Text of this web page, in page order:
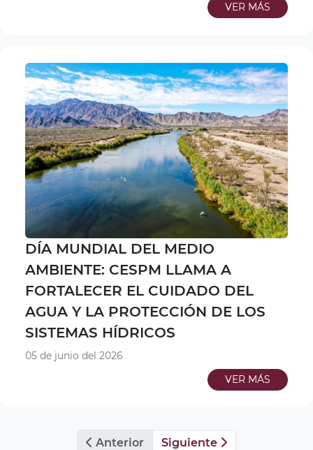
VER MÁS
DÍA MUNDIAL DEL MEDIO
AMBIENTE: CESPM LLAMA A
FORTALECER EL CUIDADO DEL
AGUA Y LA PROTECCIÓN DE LOS
SISTEMAS HÍDRICOS
05 de junio del 2026
VER MÁS
Anterior Siguiente